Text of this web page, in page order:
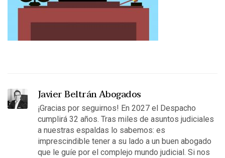
Javier Beltrán Abogados
¡Gracias por seguirnos! En 2027 el Despacho
cumplirá 32 años. Tras miles de asuntos judiciales
a nuestras espaldas lo sabemos: es
imprescindible tener a su lado a un buen abogado
que le guíe por el complejo mundo judicial. Si nos